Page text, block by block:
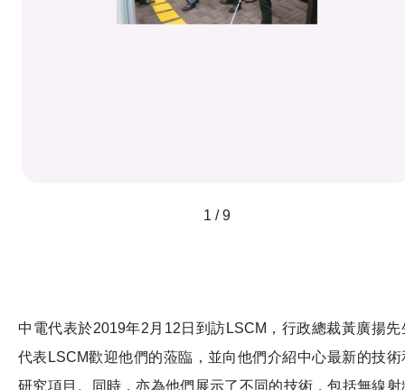
1 / 9
中電代表於2019年2月12日到訪LSCM，行政總裁黃廣揚先
代表LSCM歡迎他們的蒞臨，並向他們介紹中心最新的技術
研究項目。同時，亦為他們展示了不同的技術，包括無線射